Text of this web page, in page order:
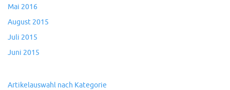
Mai 2016
August 2015
Juli 2015
Juni 2015
Artikelauswahl nach Kategorie